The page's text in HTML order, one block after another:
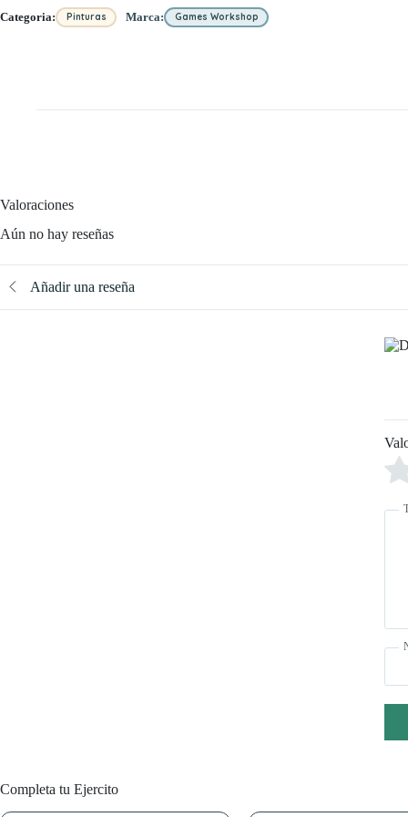
Categoria: Pinturas Marca: Games Workshop
Valoraciones
Aún no hay reseñas
Añadir una reseña
Completa tu Ejercito